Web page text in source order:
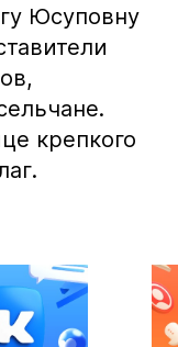
Юсуповну
крепкого